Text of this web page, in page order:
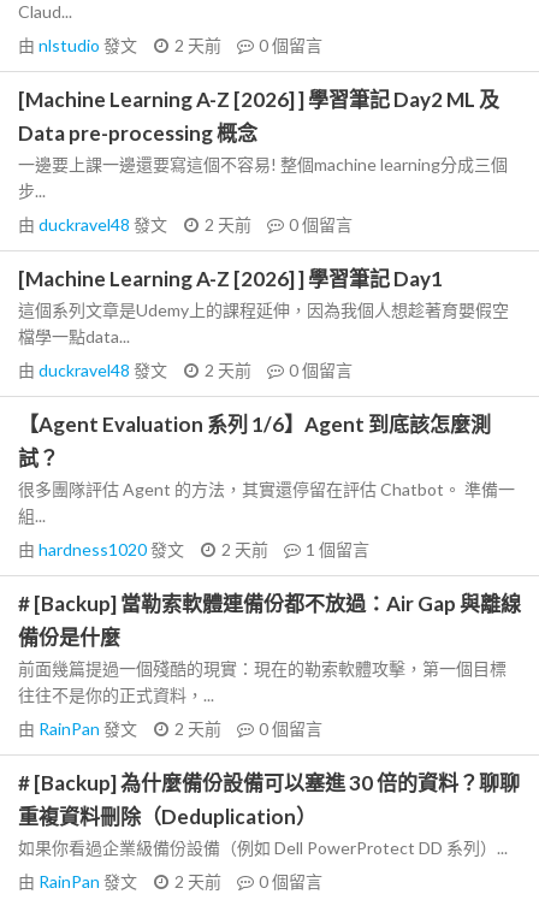
Claud...
由 nlstudio 發文 2 天前 0個留言
[Machine Learning A-Z [2026] ] 學習筆記 Day2 ML 及
Data pre-processing 概念
一邊要上課一邊還要寫這個不容易! 整個machine learning分成三個
步...
由 duckravel48 發文 2 天前 0個留言
[Machine Learning A-Z [2026] ] 學習筆記 Day1
這個系列文章是Udemy上的課程延伸，因為我個人想趁著育嬰假空
檔學一點data...
由 duckravel48 發文 2 天前 0個留言
【Agent Evaluation 系列 1/6】Agent 到底該怎麼測
試？
很多團隊評估 Agent 的方法，其實還停留在評估 Chatbot。 準備一
組...
由 hardness1020發文 2 天前 1 個留言
# [Backup] 當勒索軟體連備份都不放過：Air Gap 與離線
備份是什麼
前面幾篇提過一個殘酷的現實：現在的勒索軟體攻擊，第一個目標
往往不是你的正式資料，...
由 RainPan 發文 2 天前 0個留言
# [Backup] 為什麼備份設備可以塞進 30 倍的資料？聊聊
重複資料刪除（Deduplication）
如果你看過企業級備份設備（例如 Dell PowerProtect DD 系列）...
由 RainPan 發文 2 天前 0個留言